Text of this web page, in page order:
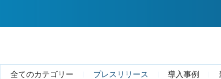
全てのカテゴリー プレスリリース 導入事例